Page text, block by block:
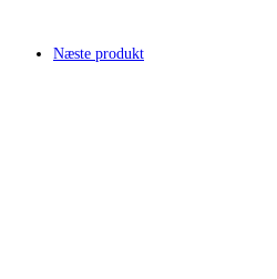
Næste produkt